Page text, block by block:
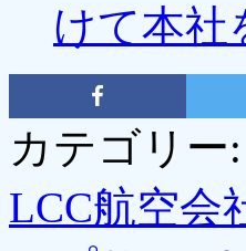
けて本社
カテゴリー:
LCC航空会